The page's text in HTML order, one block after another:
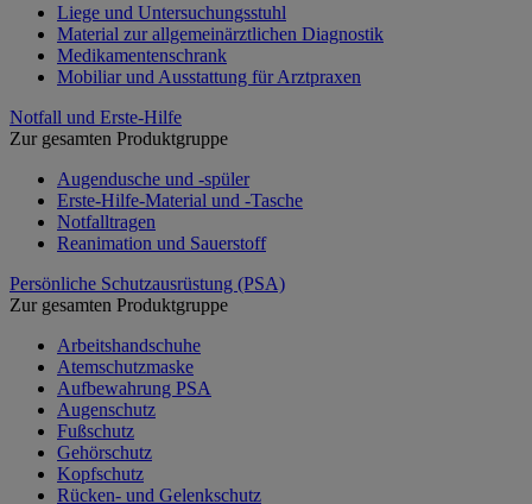
Liege und Untersuchungsstuhl
Material zur allgemeinärztlichen Diagnostik
Medikamentenschrank
Mobiliar und Ausstattung für Arztpraxen
Notfall und Erste-Hilfe
Zur gesamten Produktgruppe
Augendusche und -spüler
Erste-Hilfe-Material und -Tasche
Notfalltragen
Reanimation und Sauerstoff
Persönliche Schutzausrüstung (PSA)
Zur gesamten Produktgruppe
Arbeitshandschuhe
Atemschutzmaske
Aufbewahrung PSA
Augenschutz
Fußschutz
Gehörschutz
Kopfschutz
Rücken- und Gelenkschutz